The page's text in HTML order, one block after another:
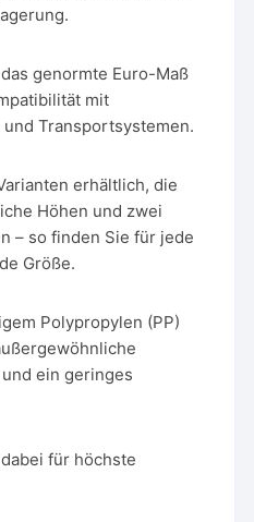
genormte Euro-Maß
mit
Transportsystemen.
erhältlich, die
Höhen und zwei
– so finden Sie für jede
Größe.
Polypropylen (PP)
ein geringes
für höchste